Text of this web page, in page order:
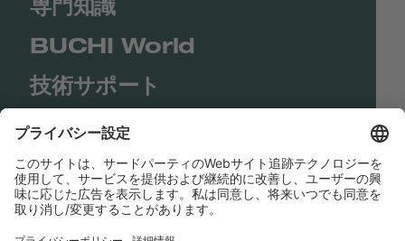
BUCHI World
技術サポート
Shop
Contact us